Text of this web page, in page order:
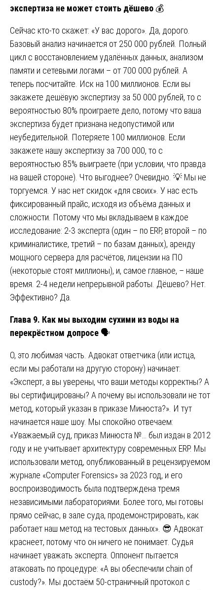
экспертиза не может стоить дёшево 💰
Сейчас кто-то скажет: «У вас дорого». Да, дорого.
Базовый анализ начинается от 250 000 рублей. Полный
цикл с восстановлением удалённых данных, анализом
памяти и сетевыми логами – от 700 000 рублей. А
теперь посчитайте. Иск на 100 миллионов. Если вы
закажете дешёвую экспертизу за 50 000 рублей, то с
вероятностью 80% проиграете дело, потому что ваша
экспертиза будет признана недопустимой или
неубедительной. Потеряете 100 миллионов. Если
закажете нашу экспертизу за 700 000, то с
вероятностью 85% выиграете (при условии, что правда
на вашей стороне). Что выгоднее? Очевидно. 💡 Мы не
торгуемся. У нас нет скидок «для своих». У нас есть
фиксированный прайс, исходя из объёма данных и
сложности. Потому что мы вкладываем в каждое
исследование: 2-3 эксперта (один – по ERP, второй – по
криминалистике, третий – по базам данных), аренду
мощного сервера для расчётов, лицензии на ПО
(некоторые стоят миллионы), и, самое главное, – наше
время. 2-4 недели непрерывной работы. Дёшево? Нет.
Эффективно? Да.
Глава 9. Как мы выходим сухими из воды на
перекрёстном допросе 🗣️
О, это любимая часть. Адвокат ответчика (или истца,
если мы работали на другую сторону) начинает:
«Эксперт, а вы уверены, что ваши методы корректны? А
вы сертифицированы? А почему вы использовали не тот
метод, который указан в приказе Минюста?». И тут
начинается наше шоу. Мы спокойно отвечаем:
«Уважаемый суд, приказ Минюста №… был издан в 2012
году и не учитывает архитектуру современных ERP. Мы
использовали метод, опубликованный в рецензируемом
журнале «Computer Forensics» за 2023 год, и его
воспроизводимость была подтверждена тремя
независимыми лабораториями. Более того, мы готовы
прямо сейчас, в зале суда, продемонстрировать, как
работает наш метод на тестовых данных». 😎 Адвокат
краснеет, потому что он ничего не понимает. Судья
начинает уважать эксперта. Оппонент пытается
атаковать по процедуре: «А вы обеспечили chain of
custody?». Мы достаём 50-страничный протокол с